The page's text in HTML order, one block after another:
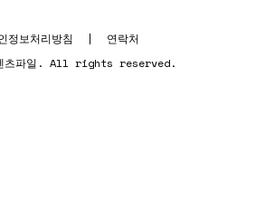
정보처리방침 |
연락처
츠파일. All rights reserved.